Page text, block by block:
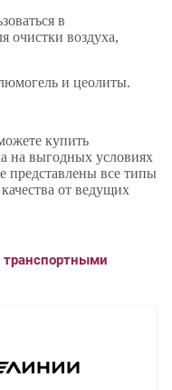
в
очистки воздуха,
и цеолиты.
купить
на выгодных условиях
представлены все типы
от ведущих
транспортными